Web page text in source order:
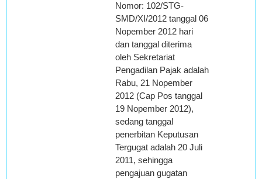
Nomor: 102/STG-
SMD/XI/2012 tanggal 06
Nopember 2012 hari
dan tanggal diterima
oleh Sekretariat
Pengadilan Pajak adalah
Rabu, 21 Nopember
2012 (Cap Pos tanggal
19 Nopember 2012),
sedang tanggal
penerbitan Keputusan
Tergugat adalah 20 Juli
2011, sehingga
pengajuan gugatan